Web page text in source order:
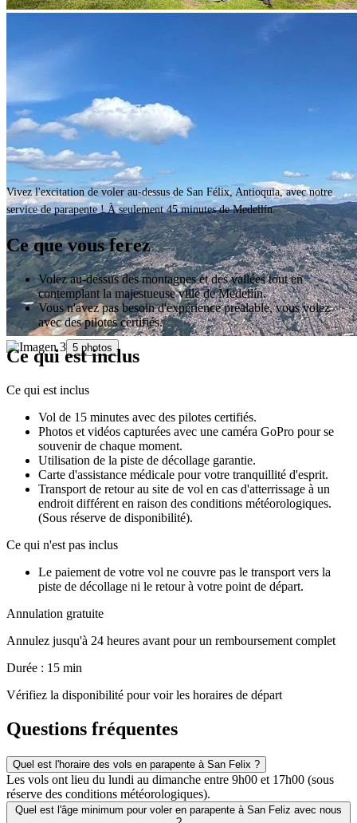
5 photos
Vivez l'excitation de voler au-dessus de San Félix, Antioquia, avec notre
service de parapente ! À seulement 45 minutes de Medellín.
Ce que vous ferez
Volez au-dessus des montagnes et des vallées tout en
contemplant la majestueuse ville de Medellín.
Vous n'avez pas besoin d'expérience préalable, vous volez
avec des pilotes certifiés.
Ce qui est inclus
Ce qui est inclus
Vol de 15 minutes avec des pilotes certifiés.
Photos et vidéos capturées avec une caméra GoPro pour se
souvenir de chaque moment.
Utilisation de la piste de décollage garantie.
Carte d'assistance médicale pour votre tranquillité d'esprit.
Transport de retour au site de vol en cas d'atterrissage à un
endroit différent en raison des conditions météorologiques.
(Sous réserve de disponibilité).
Ce qui n'est pas inclus
Le paiement de votre vol ne couvre pas le transport vers la
piste de décollage ni le retour à votre point de départ.
Annulation gratuite
Annulez jusqu'à 24 heures avant pour un remboursement complet
Durée : 15 min
Vérifiez la disponibilité pour voir les horaires de départ
Questions fréquentes
Quel est l'horaire des vols en parapente à San Felix ?
Les vols ont lieu du lundi au dimanche entre 9h00 et 17h00 (sous
réserve des conditions météorologiques).
Quel est l'âge minimum pour voler en parapente à San Feliz avec nous